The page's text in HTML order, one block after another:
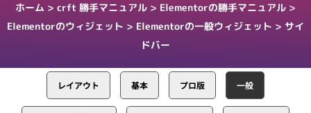
ホーム > crft 勝手マニュアル > Elementorの勝手マニュアル >
Elementorのウィジェット > Elementorの一般ウィジェット > サイ
ドバー
レイアウト 基本 プロ版 一般